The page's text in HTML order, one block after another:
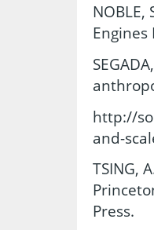
Engines
http://
and-
TSING,
Press.